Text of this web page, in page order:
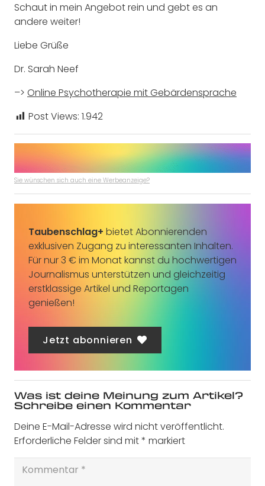
Schaut in mein Angebot rein und gebt es an
andere weiter!
Liebe Grüße
Dr. Sarah Neef
–> Online Psychotherapie mit Gebärdensprache
Post Views: 1.942
Sie wünschen sich auch eine Werbeanzeige?
Taubenschlag+ bietet Abonnierenden
exklusiven Zugang zu interessanten Inhalten.
Für nur 3 € im Monat kannst du hochwertigen
Journalismus unterstützen und gleichzeitig
erstklassige Artikel und Reportagen
genießen!
Jetzt abonnieren
Was ist deine Meinung zum Artikel?
Schreibe einen Kommentar
Deine E-Mail-Adresse wird nicht veröffentlicht.
Erforderliche Felder sind mit* markiert